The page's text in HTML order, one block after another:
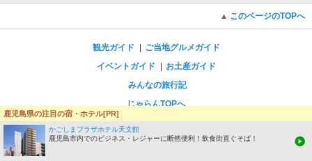
このページのTOPへ
観光ガイド
ご当地グルメガイド
イベントガイド
お土産ガイド
みんなの旅行記
じゃらんTOPへ
表示： スマートフォン版
鹿児島県の注目の宿・ホテル[PR]
かごしまプラザホテル天文館
鹿児島市内でのビジネス・レジャーに断然便利！飲食街直ぐそば！